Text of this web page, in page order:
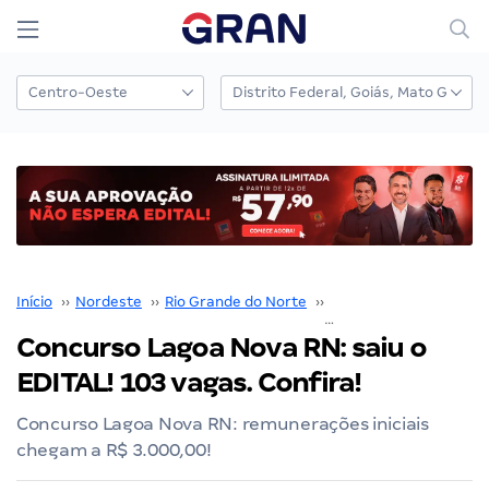
Início ›› Nordeste ›› Rio Grande do Norte ››
Concurso Lagoa Nova RN: saiu o
EDITAL! 103 vagas. Confira!
Concurso Lagoa Nova RN: remunerações iniciais
chegam a R$ 3.000,00!